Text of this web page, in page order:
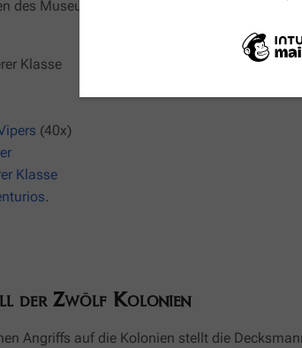
des Museums zeigten viele bedeutende
Klasse
(40x)
Klasse
.
der Zwölf Kolonien
Angriffs auf die Kolonien stellt die